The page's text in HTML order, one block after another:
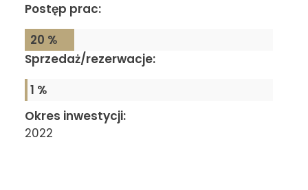
Postęp prac:
20 %
Sprzedaż/rezerwacje:
1 %
Okres inwestycji:
2022